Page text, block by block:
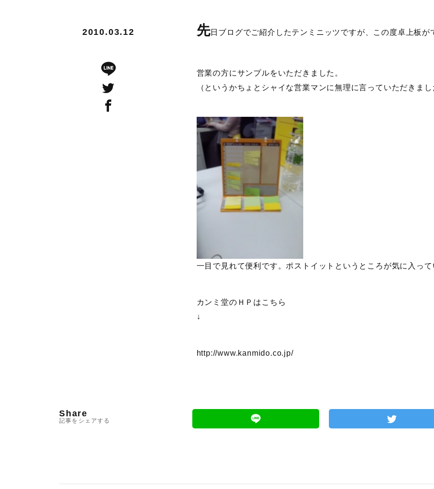
2010.03.12 先日ブログでご紹介したテンミニッツですが、この度卓上板が
営業の方にサンプルをいただきました。
（というかちょとシャイな営業マンに無理に言っていただきま
一目で見れて便利です。ポストイットというところが気に入っ
カンミ堂のＨＰはこちら
↓
http://www.kanmido.co.jp/
Share
記事をシェアする